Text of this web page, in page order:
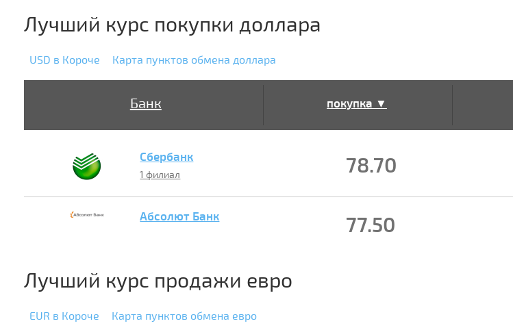
Лучший курс покупки доллара
USD в Короче Карта пунктов обмена доллара
Банк покупка ▼
Сбербанк
1 филиал 78.70
Абсолют Банк 77.50
Лучший курс продажи евро
EUR в Короче Карта пунктов обмена евро